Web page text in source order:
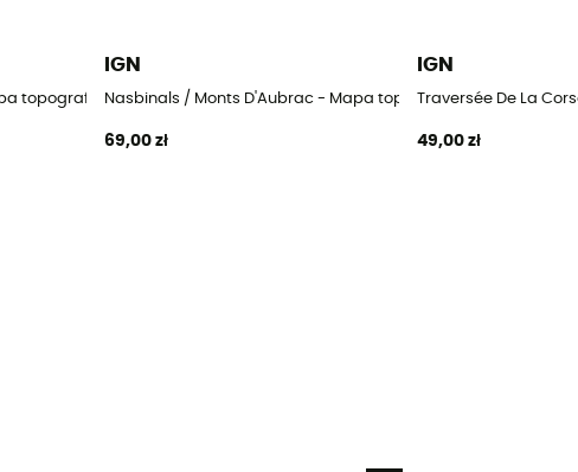
topograficzna
IGN
Nasbinals / Monts D'Aubrac - Mapa topograficzna
69,00 zł
IGN
Traversée De La
49,00 zł